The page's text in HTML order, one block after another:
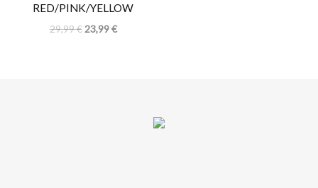
RED/PINK/YELLOW
29,99€ 23,99€